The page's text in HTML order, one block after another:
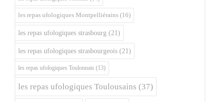
les repas ufologiques Montpelliérains (16)
les repas ufologiques strasbourg (21)
les repas ufologiques strasbourgeois (21)
les repas ufologiques Toulonnais (13)
les repas ufologiques Toulousains (37)